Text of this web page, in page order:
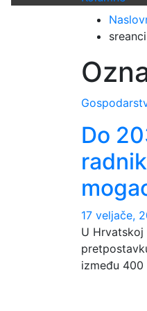
sreanci
Do
17 veljače,
U
između